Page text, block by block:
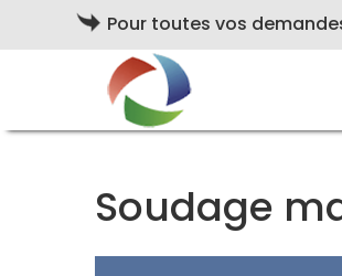
Pour toutes vos
Soudage